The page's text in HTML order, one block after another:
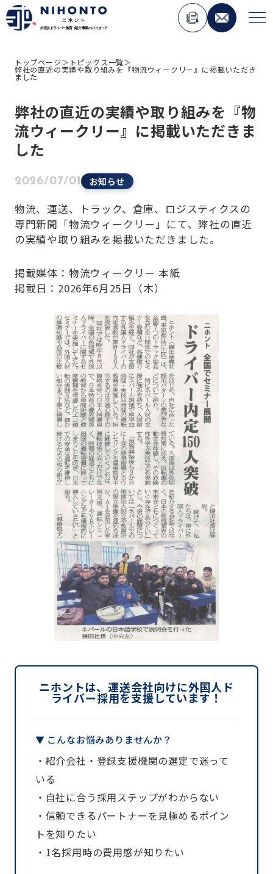
Service
人材紹介事業
ペーパードライバー講習事業
在日外国人向けメディア運用事業
Company
トップページ＞ トピックス一覧＞
弊社の直近の実績や取り組みを『物流ウィークリー』に掲載いただき
ました
弊社の直近の実績や取り組みを『物
流ウィークリー』に掲載いただきま
した
2026/07/01 お知らせ
物流、運送、トラック、倉庫、ロジスティクスの
専門新聞「物流ウィークリー」にて、弊社の直近
の実績や取り組みを掲載いただきました。
掲載媒体：物流ウィークリー 本紙
掲載日：2026年6月25日（木）
ニホントは、運送会社向けに外国人ド
ライバー採用を支援しています！
▼ こんなお悩みありませんか？
・紹介会社・登録支援機関の選定で迷って
いる
・自社に合う採用ステップがわからない
・信頼できるパートナーを見極めるポイン
トを知りたい
・1名採用時の費用感が知りたい